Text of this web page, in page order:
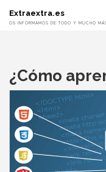
Extraextra.es
OS INFORMAMOS DE TODO Y MUCHO
¿Cómo